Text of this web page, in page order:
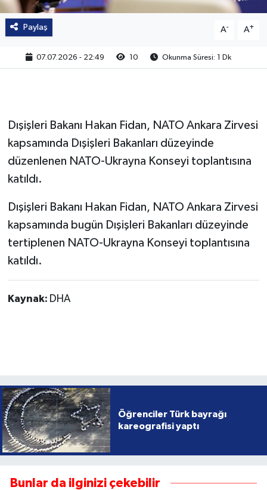
Paylaş A- A+
07.07.2026 - 22:49 10 Okunma Süresi: 1 Dk
Dışişleri Bakanı Hakan Fidan, NATO Ankara Zirvesi
kapsamında Dışişleri Bakanları düzeyinde
düzenlenen NATO-Ukrayna Konseyi toplantısına
katıldı.
Dışişleri Bakanı Hakan Fidan, NATO Ankara Zirvesi
kapsamında bugün Dışişleri Bakanları düzeyinde
tertiplenen NATO-Ukrayna Konseyi toplantısına
katıldı.
Kaynak: DHA
Öğrenciler Türk bayrağı
kareografisi yaptı
Bunlar da ilginizi çekebilir